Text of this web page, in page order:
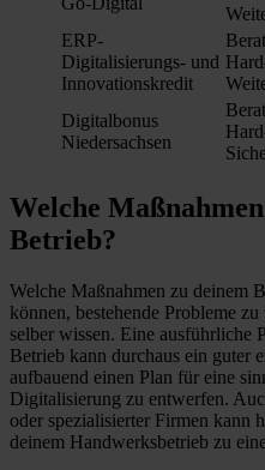
ERP-
Digitalisierungs- und
Innovationskredit
Digitalbonus
Niedersachsen
Welche
Betrieb?
Welche Maßnahmen zu deinem
können, bestehende Probleme
selber wissen. Eine ausführliche
Betrieb kann durchaus ein guter
aufbauend einen Plan für eine
Digitalisierung zu entwerfen.
oder spezialisierter Firmen kann
deinem Handwerksbetrieb zu